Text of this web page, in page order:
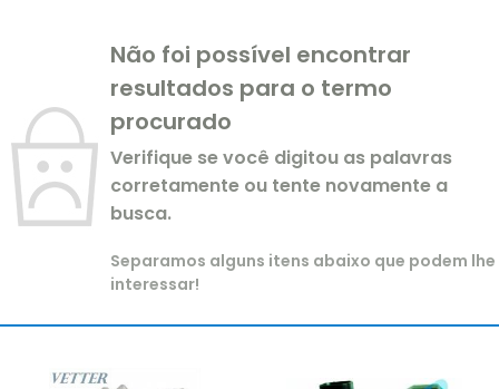
Não foi possível encontrar
resultados para o termo
procurado
Verifique se você digitou as palavras
corretamente ou tente novamente a
busca.
Separamos alguns itens abaixo que podem lhe
interessar!